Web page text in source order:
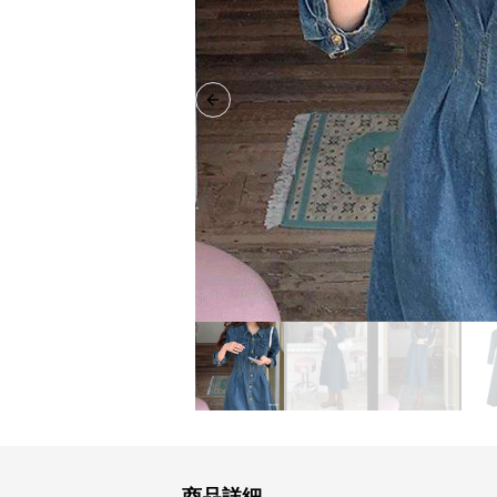
Previous slide